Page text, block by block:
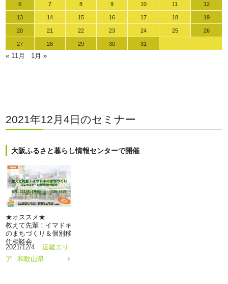
6 7 8 9 10 11 12
13 14 15 16 17 18 19
20 21 22 23 24 25 26
27 28 29 30 31
« 11月 1月 »
2021年12月4日のセミナー
大阪ふるさと暮らし情報センターで開催
★オススメ★
教えて先輩！イマドキ
のまちづくり＆個別移
住相談会
2021/12/4
近畿エリ
ア
和歌山県